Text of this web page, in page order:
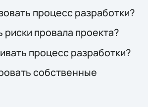
процесс разработки?
риски провала проекта?
процесс разработки?
собственные